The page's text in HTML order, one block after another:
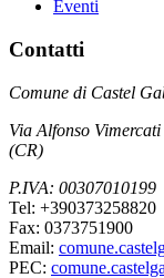
Eventi
Contatti
Comune di Castel
Via Alfonso
(CR)
P.IVA: 00307010199
Tel: +390373258820
Fax: 0373751900
Email:
PEC: